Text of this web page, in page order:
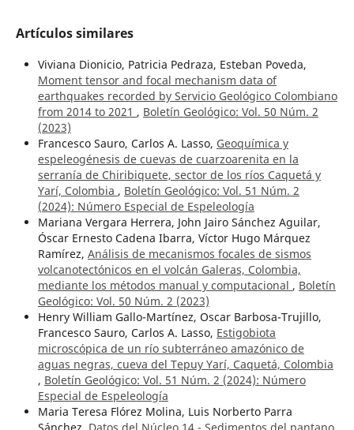
Artículos similares
Viviana Dionicio, Patricia Pedraza, Esteban Poveda,
Moment tensor and focal mechanism data of
earthquakes recorded by Servicio Geológico Colombiano
from 2014 to 2021 , Boletín Geológico: Vol. 50 Núm. 2
(2023)
Francesco Sauro, Carlos A. Lasso, Geoquímica y
espeleogénesis de cuevas de cuarzoarenita en la
serranía de Chiribiquete, sector de los ríos Caquetá y
Yarí, Colombia , Boletín Geológico: Vol. 51 Núm. 2
(2024): Número Especial de Espeleología
Mariana Vergara Herrera, John Jairo Sánchez Aguilar,
Óscar Ernesto Cadena Ibarra, Víctor Hugo Márquez
Ramírez, Análisis de mecanismos focales de sismos
volcanotectónicos en el volcán Galeras, Colombia,
mediante los métodos manual y computacional , Boletín
Geológico: Vol. 50 Núm. 2 (2023)
Henry William Gallo-Martínez, Oscar Barbosa-Trujillo,
Francesco Sauro, Carlos A. Lasso, Estigobiota
microscópica de un río subterráneo amazónico de
aguas negras, cueva del Tepuy Yarí, Caquetá, Colombia
, Boletín Geológico: Vol. 51 Núm. 2 (2024): Número
Especial de Espeleología
Maria Teresa Flórez Molina, Luis Norberto Parra